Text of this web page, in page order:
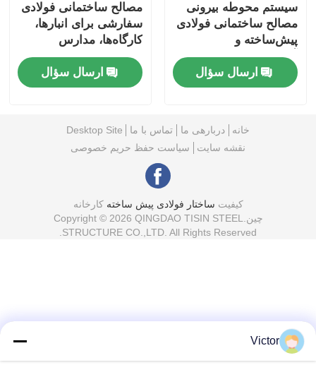
سیستم محوطه بیرونی
مصالح ساختمانی فولادی
پیش‌ساخته و
آسان‌التحرک
ارسال سؤال
مصالح ساختمانی فولادی
سفارشی برای انبارها،
کارگاه‌ها، مدارس
ارسال سؤال
خانه دربارهی ما تماس با ما
Desktop Site
نقشه سایت
سیاست حفظ حریم خصوصی
کیفیت ساختار فولادی پیش ساخته کارخانه
چین.Copyright © 2026 QINGDAO TISIN STEEL
STRUCTURE CO.,LTD. All Rights Reserved.
Victor